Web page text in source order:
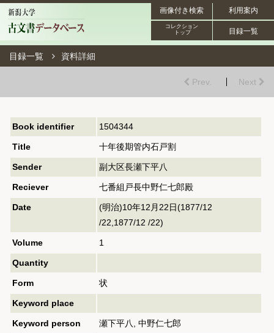
利用案内
画像付き検索
目録一覧
コレクション
トップ
目録一覧 資料詳細
Prev. Next
Book identifier 1504344
Title 十年後期管内石戸割
Sender 副大区長瀬下平八
Reciever 七番組戸長中野仁七郎殿
Date
(明治)10年12月22日(1877/12
/22,1877/12 /22)
Volume 1
Quantity
Form 状
Keyword place
Keyword person 瀬下平八, 中野仁七郎